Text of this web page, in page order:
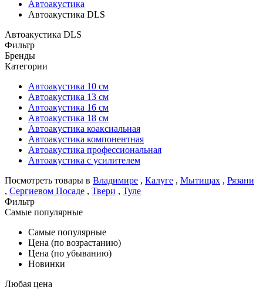
Автоакустика
Автоакустика DLS
Автоакустика DLS
Фильтр
Бренды
Категории
Автоакустика 10 см
Автоакустика 13 см
Автоакустика 16 см
Автоакустика 18 см
Автоакустика коаксиальная
Автоакустика компонентная
Автоакустика профессиональная
Автоакустика с усилителем
Посмотреть товары в Владимире , Калуге , Мытищах , Рязани
, Сергиевом Посаде , Твери , Туле
Фильтр
Самые популярные
Самые популярные
Цена (по возрастанию)
Цена (по убыванию)
Новинки
Любая цена